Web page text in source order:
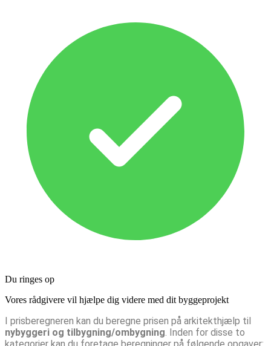
Du ringes op
Vores rådgivere vil hjælpe dig videre med dit byggeprojekt
I prisberegneren kan du beregne prisen på arkitekthjælp til
nybyggeri og tilbygning/ombygning . Inden for disse to